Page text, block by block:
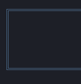
Saltar